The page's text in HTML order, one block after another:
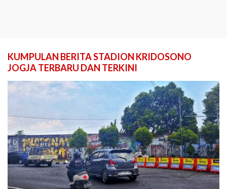
KUMPULAN BERITA STADION KRIDOSONO
JOGJA TERBARU DAN TERKINI